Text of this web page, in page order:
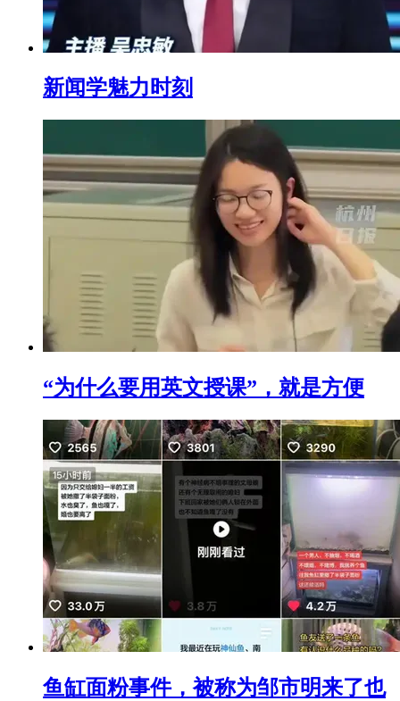
新闻学魅力时刻
“为什么要用英文授课”，就是方便
鱼缸面粉事件，被称为邹市明来了也